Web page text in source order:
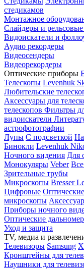
стедикамов
Монтажное
Слайдеры и
Видоискатели и
Аудио рекордеры
Видеосендеры
Видеорекордеры
Оптические приборы
Телескопы Levenhuk
Любительские
Аксессуары для
телескопов Фильтры
видоискатели
астрофотографии
Лупы С подсветкой
Бинокли Levenhuk
Ночного видения Для
Монокуляры Veber
Зрительные трубы
Микроскопы Bresser
Цифровые Оптические
микроскопы
Приборы ночного
Оптические
Уход и защита
TV, медиа и
Телевизоры Samsung
Кронштейны для
Наушники для